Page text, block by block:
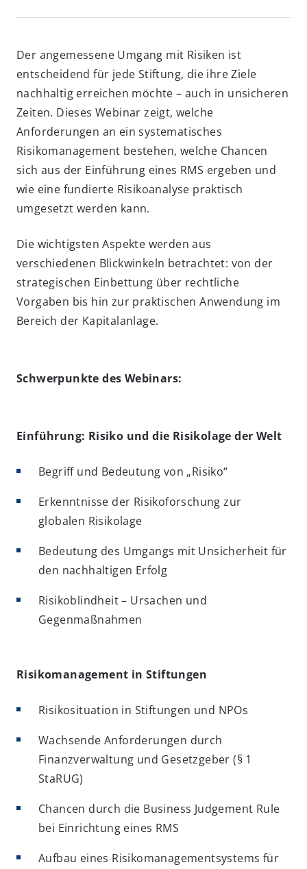
Der angemessene Umgang mit Risiken ist
entscheidend für jede Stiftung, die ihre Ziele
nachhaltig erreichen möchte – auch in unsicheren
Zeiten. Dieses Webinar zeigt, welche
Anforderungen an ein systematisches
Risikomanagement bestehen, welche Chancen
sich aus der Einführung eines RMS ergeben und
wie eine fundierte Risikoanalyse praktisch
umgesetzt werden kann.
Die wichtigsten Aspekte werden aus
verschiedenen Blickwinkeln betrachtet: von der
strategischen Einbettung über rechtliche
Vorgaben bis hin zur praktischen Anwendung im
Bereich der Kapitalanlage.
Schwerpunkte des Webinars:
Einführung: Risiko und die Risikolage der Welt
Begriff und Bedeutung von „Risiko“
Erkenntnisse der Risikoforschung zur
globalen Risikolage
Bedeutung des Umgangs mit Unsicherheit für
den nachhaltigen Erfolg
Risikoblindheit – Ursachen und
Gegenmaßnahmen
Risikomanagement in Stiftungen
Risikosituation in Stiftungen und NPOs
Wachsende Anforderungen durch
Finanzverwaltung und Gesetzgeber (§ 1
StaRUG)
Chancen durch die Business Judgement Rule
bei Einrichtung eines RMS
Aufbau eines Risikomanagementsystems für